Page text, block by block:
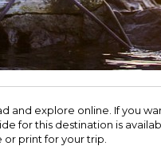
and explore online. If you
for this destination is
print for your trip.​